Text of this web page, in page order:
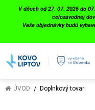
V dňoch od 27. 07. 2026 do
celozávodnej
Vaše objednávky budú
ÚVOD Doplnkový tovar